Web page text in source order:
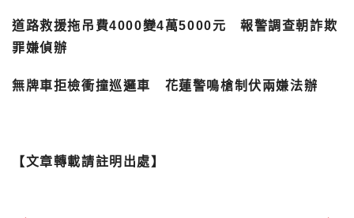
道路救援拖吊費4000變4萬5000元 報警調查朝詐欺
罪嫌偵辦
無牌車拒檢衝撞巡邏車 花蓮警鳴槍制伏兩嫌法辦
【文章轉載請註明出處】